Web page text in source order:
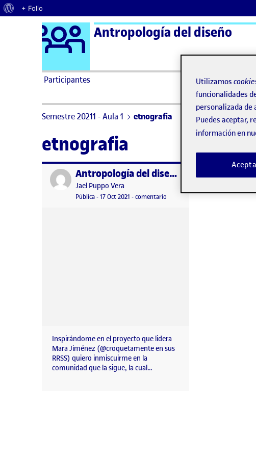
Acerca de WordPress
+ Folio
Saltar al contenido Logo Ágora
Antropología del diseño
Participantes
Semestre 20211 - Aula 1 etnografia
etnografia
Publicado por Antropología del diseño – PEC 2 – Fase 1 : definir la comunidad
Publicado por
Jael Puppo Vera
Visibilidad:
Pública-Fecha de publicación
17 Oct 2021 -comentario en Antropología del diseño –
Inspirándome en el proyecto que lidera
Mara Jiménez (@croquetamente en sus
RRSS) quiero inmiscuirme en la
comunidad que la sigue, la cual…
Utilizamos
funcionalidades
personalizada de
Puedes aceptar,
información en